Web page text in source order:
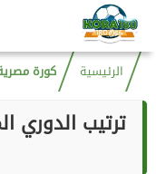
الرئيسية كورة
ترتيب الدوري